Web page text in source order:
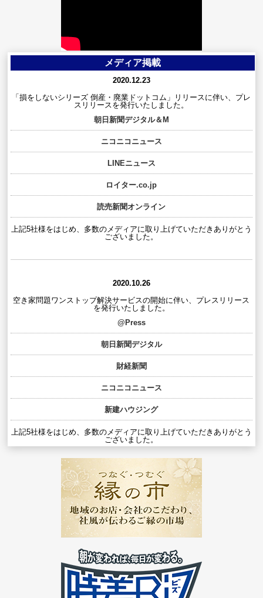
メディア掲載
2020.12.23
「損をしないシリーズ 倒産・廃業ドットコム」リリースに伴い、プレ
スリリースを発行いたしました。
朝日新聞デジタル＆M
ニコニコニュース
LINEニュース
ロイター.co.jp
読売新聞オンライン
上記5社様をはじめ、多数のメディアに取り上げていただきありがとう
ございました。
2020.10.26
空き家問題ワンストップ解決サービスの開始に伴い、プレスリリース
を発行いたしました。
@Press
朝日新聞デジタル
財経新聞
ニコニコニュース
新建ハウジング
上記5社様をはじめ、多数のメディアに取り上げていただきありがとう
ございました。